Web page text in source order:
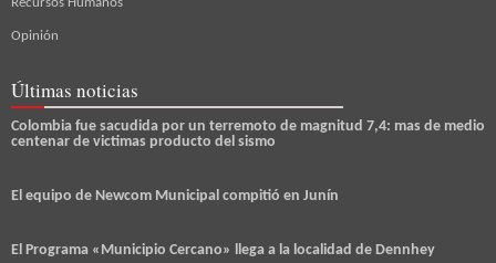
Recursos Humanos
Opinión
Últimas noticias
Colombia fue sacudida por un terremoto de magnitud 7,4: mas de medio
centenar de victimas producto del sismo
El equipo de Newcom Municipal compitió en Junín
El Programa «Municipio Cercano» llega a la localidad de Dennhey